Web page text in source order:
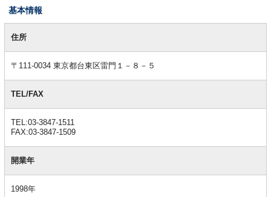
基本情報
本住所
〒111-0034 東京都台東区雷門１－８－５
TEL/FAX
TEL:03-3847-1511
FAX:03-3847-1509
開業年
1998年